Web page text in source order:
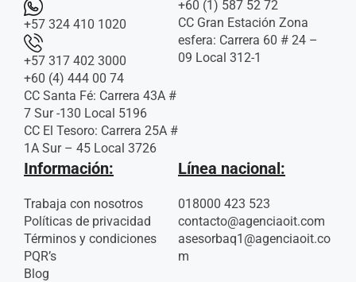
+57 324 410 1020
+57 317 402 3000
+60 (4) 444 00 74
CC Santa Fé: Carrera 43A #
7 Sur -130 Local 5196
CC El Tesoro: Carrera 25A #
1A Sur – 45 Local 3726
+60 (1) 587 52 72
CC Gran Estación Zona
esfera: Carrera 60 # 24 –
09 Local 312-1
Información:
Trabaja con nosotros
Políticas de privacidad
Términos y condiciones
PQR’s
Blog
Línea nacional:
018000 423 523
contacto@agenciaoit.com
asesorbaq1@agenciaoit.co
m